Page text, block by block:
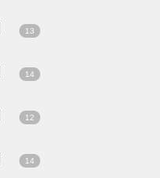
13
14
12
14